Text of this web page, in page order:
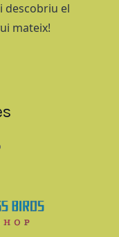
descobriu el
mateix!